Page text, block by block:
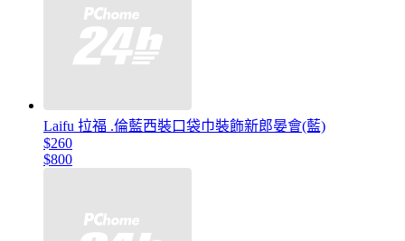
Laifu 拉福 .倫藍西裝口袋巾裝飾新郎晏會(藍)
$260
$800